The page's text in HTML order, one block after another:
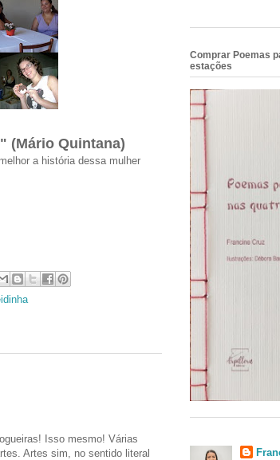
(Mário Quintana)
a história dessa mulher
Isso mesmo! Várias
Artes sim, no sentido literal
Comprar Poemas
estações